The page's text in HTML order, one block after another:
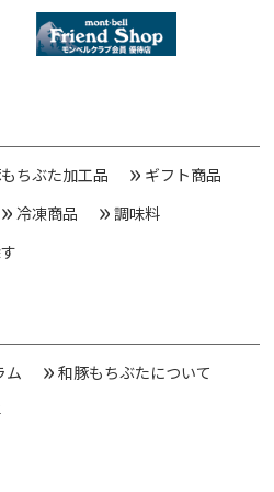
ちぶた加工品
ギフト商品
冷凍商品
調味料
ム
和豚もちぶたについて